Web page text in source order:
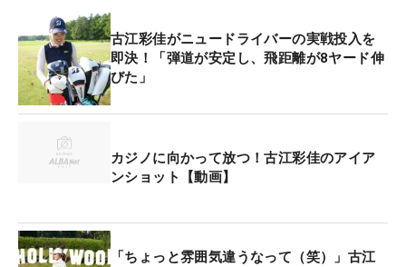
何よりも大一番に向けて「昨日（3日目）は初日、2
日目と比べて掴んできたのかなというのはあったの
で、今日はそれが安定してくれた」と状態が戻って
きたことがうれしい。昨年4位に入り、米ツアーへ
られそうだ。
古江彩佳がニュードライバーの実戦投入を
即決！「弾道が安定し、飛距離が8ヤード伸
びた」
カジノに向かって放つ！古江彩佳のアイア
ンショット【動画】
「ちょっと雰囲気違うなって（笑）」古江